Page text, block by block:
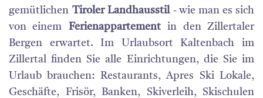
gemütlichen Tiroler Landhausstil- wie man es sich
von einem Ferienappartementin den Zillertaler
Bergen erwartet. Im Urlaubsort Kaltenbach im
Zillertal finden Sie alle Einrichtungen, die Sie im
Urlaub brauchen: Restaurants, Apres Ski Lokale,
Geschäfte, Frisör, Banken, Skiverleih, Skischulen